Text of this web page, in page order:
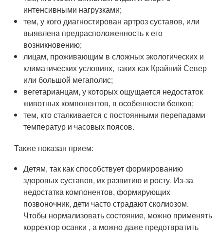
интенсивными нагрузками;
тем, у кого диагностирован артроз суставов, или
выявлена предрасположенность к его
возникновению;
лицам, проживающим в сложных экологических и
климатических условиях, таких как Крайний Север
или большой мегаполис;
вегетарианцам, у которых ощущается недостаток
животных компонентов, в особенности белков;
тем, кто сталкивается с постоянными перепадами
температур и часовых поясов.
Также показан прием:
Детям, так как способствует формированию
здоровых суставов, их развитию и росту. Из-за
недостатка компонентов, формирующих
позвоночник, дети часто страдают сколиозом.
Чтобы нормализовать состояние, можно применять
корректор осанки , а можно даже предотвратить